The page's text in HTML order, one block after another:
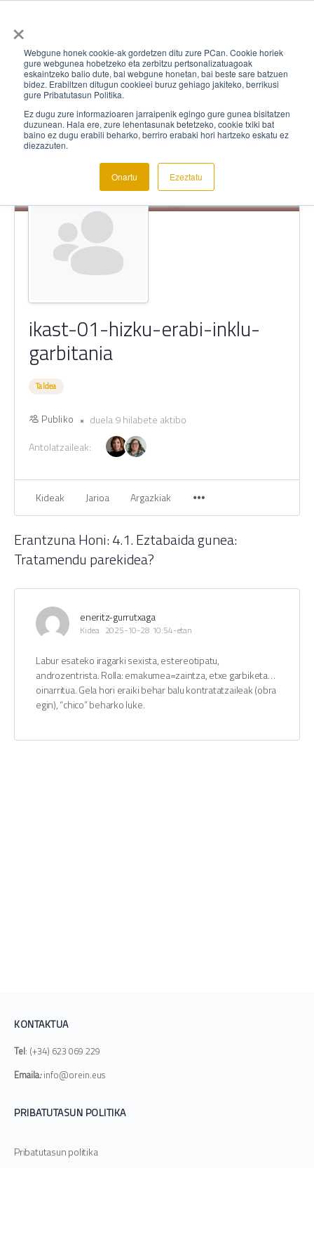
×
Webgune honek cookie-ak gordetzen ditu zure PCan. Cookie horiek
gure webgunea hobetzeko eta zerbitzu pertsonalizatuagoak
eskaintzeko balio dute, bai webgune honetan, bai beste sare batzuen
bidez. Erabiltzen ditugun cookieei buruz gehiago jakiteko, berrikusi
gure Pribatutasun Politika.
Ez dugu zure informazioaren jarraipenik egingo gure gunea bisitatzen
duzunean. Hala ere, zure lehentasunak betetzeko, cookie txiki bat
baino ez dugu erabili beharko, berriro erabaki hori hartzeko eskatu ez
diezazuten.
Onartu Ezeztatu
ikast-01-hizku-erabi-inklu-
garbitania
Taldea
Publiko
duela 9 hilabete aktibo
Antolatzaileak:
Kideak Jarioa Argazkiak
Erantzuna Honi: 4.1. Eztabaida gunea:
Tratamendu parekidea?
eneritz-gurrutxaga
Kidea 2025-10-28 10:54-etan
Labur esateko iragarki sexista, estereotipatu,
androzentrista. Rolla: emakumea=zaintza, etxe garbiketa…
oinarritua. Gela hori eraiki behar balu kontratatzaileak (obra
egin), “chico” beharko luke.
KONTAKTUA
Tel: (+34) 623 069 229
Emaila:info@orein.eus
PRIBATUTASUN POLITIKA
Pribatutasun politika